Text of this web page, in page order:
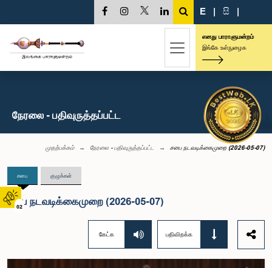
02
E | සි |
எனது பாராளுமன்றம்
இங்கே உள்நுழைக
நேரலை - பதிவுருத்தப்பட்ட
முதற்பக்கம் நேரலை - பதிவுருத்தப்பட்ட சபை நடவடிக்கைமுறை (2026-05-07)
சபை குழுக்கள்
சபை நடவடிக்கைமுறை (2026-05-07)
கேட்க பதிவிறக்க